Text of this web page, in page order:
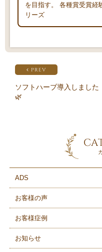
を目指す。 各種賞受賞経
リーズ
PREV
ソフトハーブ導入しました
🌿
ADS
お客様の声
お客様症例
お知らせ